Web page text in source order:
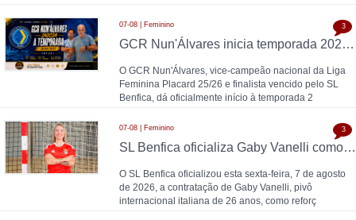
07-08 | Feminino
GCR Nun'Álvares inicia temporada 2026/27
O GCR Nun'Álvares, vice-campeão nacional da Liga
Feminina Placard 25/26 e finalista vencido pelo SL
Benfica, dá oficialmente início à temporada 2
3
07-08 | Feminino
SL Benfica oficializa Gaby Vanelli como reforço para 2026/27: pivô internacional italiana chega da AS Roma, conforme a Zona Técnica Futsal já havia avançado
O SL Benfica oficializou esta sexta-feira, 7 de agosto
de 2026, a contratação de Gaby Vanelli, pivô
internacional italiana de 26 anos, como reforç
3